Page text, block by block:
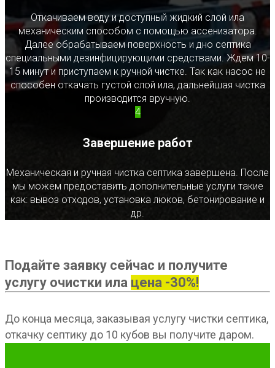
Откачиваем воду и доступный жидкий слой ила
механическим способом с помощью ассенизатора.
Далее обрабатываем поверхность и дно септика
специальными дезинфицирующими средствами. Ждем 10-
15 минут и приступаем к ручной чистке. Так как насос не
способен откачать густой слой ила, дальнейшая чистка
производится вручную.
4
Завершение работ
Механическая и ручная чистка септика завершена. После
мы можем предоставить дополнительные услуги такие
как: вывоз отходов, установка люков, бетонирование и
др.
Подайте заявку сейчас и получите
услугу очистки ила цена -30%!
До конца месяца, заказывая услугу чистки септика,
откачку септику до 10 кубов вы получите даром.